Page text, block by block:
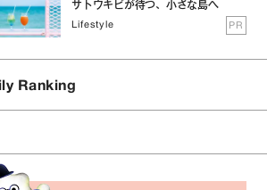
サトウキビが待つ、小さな島へ
Lifestyle PR
Ranking